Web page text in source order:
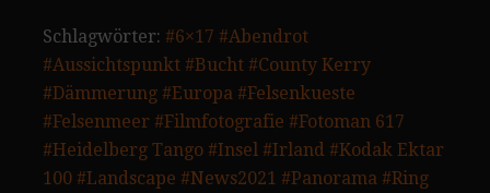
Schlagwörter: #6×17 #Abendrot
#Aussichtspunkt #Bucht #County Kerry
#Dämmerung #Europa #Felsenkueste
#Felsenmeer #Filmfotografie #Fotoman 617
#Heidelberg Tango #Insel #Irland #Kodak Ektar
100 #Landscape #News2021 #Panorama #Ring